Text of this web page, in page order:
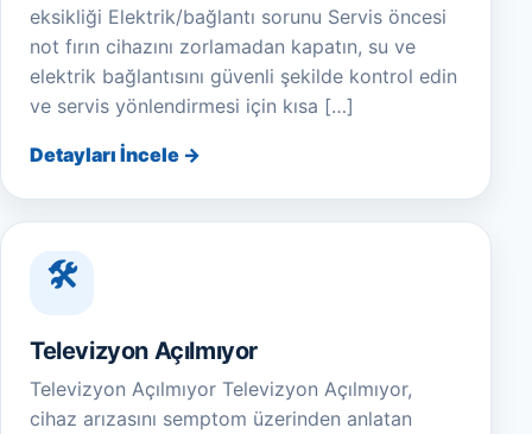
eksikliği Elektrik/bağlantı sorunu Servis öncesi
not fırın cihazını zorlamadan kapatın, su ve
elektrik bağlantısını güvenli şekilde kontrol edin
ve servis yönlendirmesi için kısa […]
Detayları İncele →
Televizyon Açılmıyor
Televizyon Açılmıyor Televizyon Açılmıyor,
cihaz arızasını semptom üzerinden anlatan